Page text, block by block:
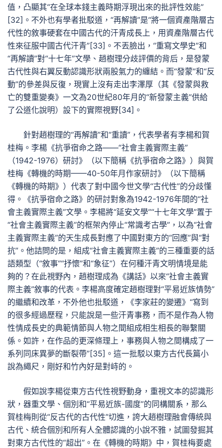
值，凸顯其“在全球本錢主義時期浮現出來的批評性效能”
[32]。不外也有學者批駁道，“再解讀”是“將一個資產階層古
代性的敘事硬套在中國古代的汗青成長上，用資產階層古代
性來征服中國古代汗青”[33]。不丟臉出，“重寫文學史”和
“再解讀”對“十七年”文學、趙樹理分歧評價的背后，是發蒙
古代性與右翼反動認識形狀兩股氣力的纏結。而“發蒙”和“反
動”的參差與反復，現實上沒有走出李澤厚（其《發蒙與救
亡的雙重變奏》一文為20世紀80年月的“新發蒙主義”供給
了公道化說明）設下的實際視野[34]。
針對趙樹理的“再解讀”和“重讀”，代表學者有李楊和賀
桂梅。李楊《抗爭宿命之路——“社會主義實際主義”
（1942-1976）研討》（以下簡稱《抗爭宿命之路》）與賀
桂梅《轉機的時期——40-50年月作家研討》（以下簡稱
《轉機的時期》）代表了對中國今世文學“古代性”的分歧懂
得。《抗爭宿命之路》的研討對象為1942-1976年間的“社
會主義實際主義”文學。李楊將“延安文學”“十七年文學”置于
“社會主義實際主義”的框架內停止“常識考古學”，以為“社會
主義實際主義”的天生成長對應了中國對東方的“回應”與“對
抗”。他詰問的是，組成“社會主義實際主義”的三種重要的話
語類型（“敘事”“抒懷”和“象征”）在何種汗青文明情境是能
夠的？在此視野內，趙樹理成為《講話》以來“社會主義實
際主義”敘事的代表。李楊高度確定趙樹理對“平易近族情勢”
的繼續和改革，不外他也批駁道，《李家莊的變遷》“寫到
的很多經過歷程，只能說是一些汗青事務，而不是作為人物
性情成長史的典範情節與人物之間組成相生相長的聯繫關
係。如許，在作品的更深條理上，事務與人物之間構成了一
系列同床異夢的斷裂帶”[35]。這一批駁以東方古代長篇小
說為繩尺，剛好和竹內好是對峙的。
假如說李楊從東方古代性視野動身，重視文本的認識形
狀，器重文學、個別和“平易近族-國度”的同構關系，那么
賀桂梅則從“反古代的古代性”切進，誇大趙樹理融會傳統與
古代、統合個別和所有人全體認識的小說不雅，試圖發掘其
對東方古代性的“超出”。在《轉機的時期》中，賀桂梅要處